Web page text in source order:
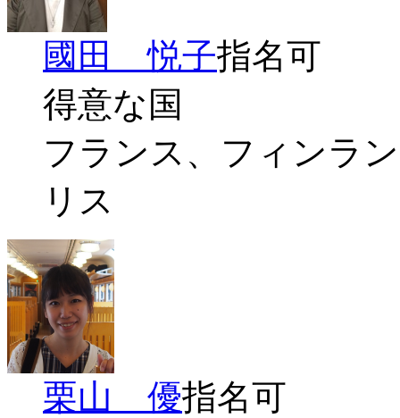
國田 悦子指名可
得意な国
フランス、フィンラ
リス
栗山 優指名可